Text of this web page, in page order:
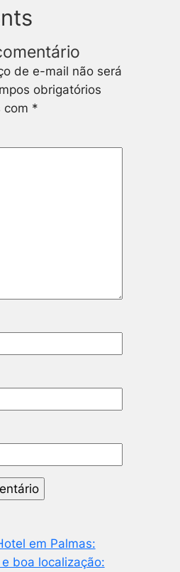
de e-mail não será
obrigatórios
com *
em Palmas:
boa localização: